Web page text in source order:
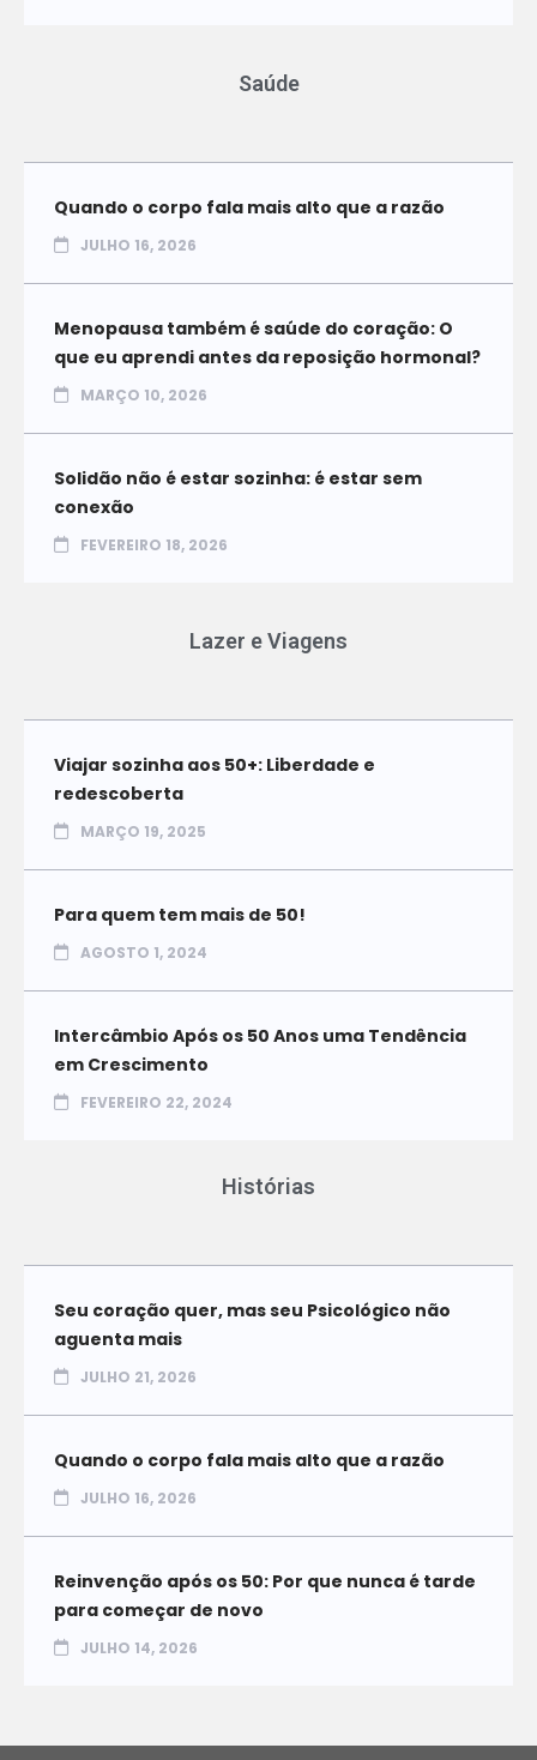
Saúde
Quando o corpo fala mais alto que a razão
JULHO 16, 2026
Menopausa também é saúde do coração: O
que eu aprendi antes da reposição hormonal?
MARÇO 10, 2026
Solidão não é estar sozinha: é estar sem
conexão
FEVEREIRO 18, 2026
Lazer e Viagens
Viajar sozinha aos 50+: Liberdade e
redescoberta
MARÇO 19, 2025
Para quem tem mais de 50!
AGOSTO 1, 2024
Intercâmbio Após os 50 Anos uma Tendência
em Crescimento
FEVEREIRO 22, 2024
Histórias
Seu coração quer, mas seu Psicológico não
aguenta mais
JULHO 21, 2026
Quando o corpo fala mais alto que a razão
JULHO 16, 2026
Reinvenção após os 50: Por que nunca é tarde
para começar de novo
JULHO 14, 2026